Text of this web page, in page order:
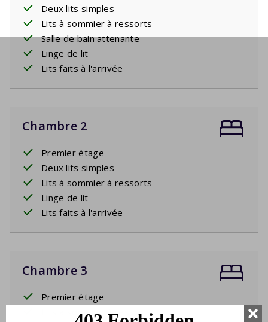
Deux lits simples
Lits à sommier à ressorts
Salle de bain attenante
Linge de lit
Lits faits à l'arrivée
Chambre 2
Premier étage
Deux lits simples
Lits à sommier à ressorts
Linge de lit
Lits faits à l'arrivée
Chambre 3
Premier étage
Lits à sommier à ressorts